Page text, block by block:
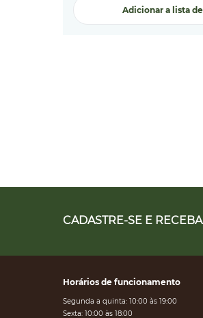
Adicionar a lista
CADASTRE-SE E
Horários de funcionamento
Segunda a quinta: 10:00 às 19:00
Sexta: 10:00 às 18:00